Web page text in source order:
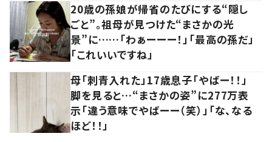
20歳の孫娘が帰省のたびにする“隠し
ごと”。祖母が見つけた“まさかの光
景”に……「わぁーーー！」「最高の孫だ」
「これいいですね」
母「刺青入れた」17歳息子「やばー！！」
脚を見ると…“まさかの姿”に277万表
示「違う意味でやばーー（笑）」「な、なる
ほど！！」